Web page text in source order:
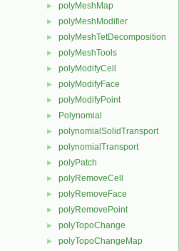
► polyMeshMap
► polyMeshModifier
► polyMeshTetDecomposition
► polyMeshTools
► polyModifyCell
► polyModifyFace
► polyModifyPoint
► Polynomial
► polynomialSolidTransport
► polynomialTransport
► polyPatch
► polyRemoveCell
► polyRemoveFace
► polyRemovePoint
► polyTopoChange
► polyTopoChangeMap